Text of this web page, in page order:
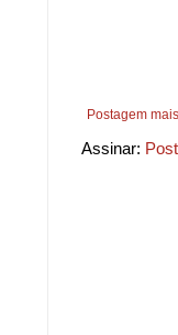
Postagem
Assinar: